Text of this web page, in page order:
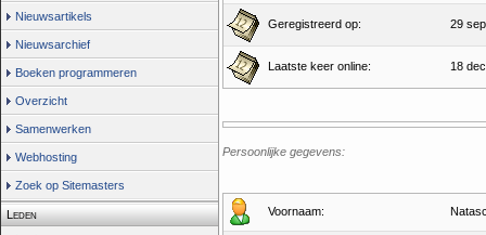
Nieuwsartikels
Nieuwsarchief
Boeken programmeren
Overzicht
Samenwerken
Webhosting
Zoek op Sitemasters
Leden
Geregistreerd op: 29
Laatste keer online: 18
Persoonlijke gegevens:
Voornaam: